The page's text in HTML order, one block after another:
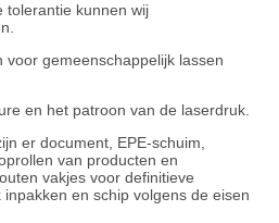
tolerantie kunnen wij
voor gemeenschappelijk lassen
en het patroon van de laserdruk.
er document, EPE-schuim,
van producten en
vakjes voor definitieve
en schip volgens de eisen